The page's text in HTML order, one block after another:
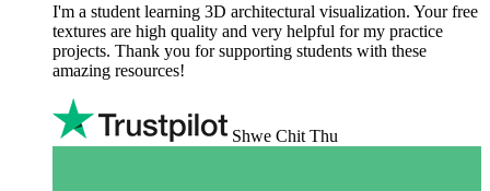
I'm a student learning 3D architectural visualization. Your free
textures are high quality and very helpful for my practice
projects. Thank you for supporting students with these
amazing resources!
Shwe Chit Thu